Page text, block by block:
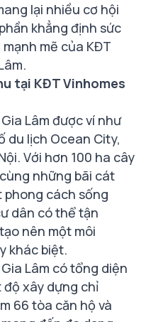
lại nhiều cơ hội
khẳng định sức
mẽ của KĐT
tại KĐT Vinhomes
Lâm được ví như
du lịch Ocean City,
Với hơn 100 ha cây
những bãi cát
cách sống
dân có thể tận
nên một môi
khác biệt.
Lâm có tổng diện
xây dựng chỉ
66 tòa căn hộ và